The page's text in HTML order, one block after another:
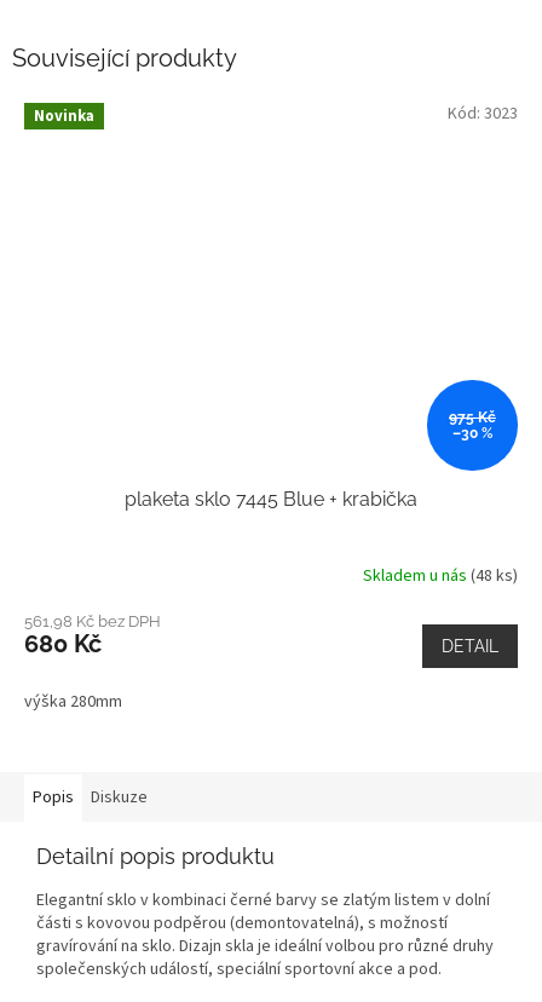
Související produkty
Novinka
975 Kč
–30 %
plaketa sklo 7445 Blue + krabička
Skladem u nás (48 ks)
561,98 Kč bez DPH
680 Kč DETAIL
výška 280mm
Kód: 3023
Popis Diskuze
Detailní popis produktu
Elegantní sklo v kombinaci černé barvy se zlatým listem v dolní
části s kovovou podpěrou (demontovatelná), s možností
gravírování na sklo. Dizajn skla je ideální volbou pro různé druhy
společenských událostí, speciální sportovní akce a pod.